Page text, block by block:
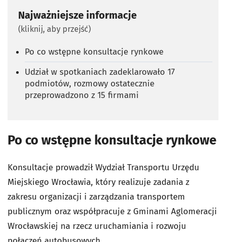
Najważniejsze informacje
(kliknij, aby przejść)
Po co wstępne konsultacje rynkowe
Udział w spotkaniach zadeklarowało 17
podmiotów, rozmowy ostatecznie
przeprowadzono z 15 firmami
Po co wstępne konsultacje rynkowe
Konsultacje prowadził Wydział Transportu Urzędu
Miejskiego Wrocławia, który realizuje zadania z
zakresu organizacji i zarządzania transportem
publicznym oraz współpracuje z Gminami Aglomeracji
Wrocławskiej na rzecz uruchamiania i rozwoju